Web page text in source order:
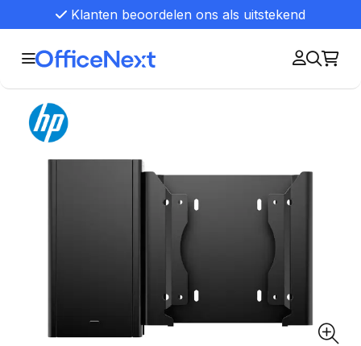
Klanten beoordelen ons als uitstekend